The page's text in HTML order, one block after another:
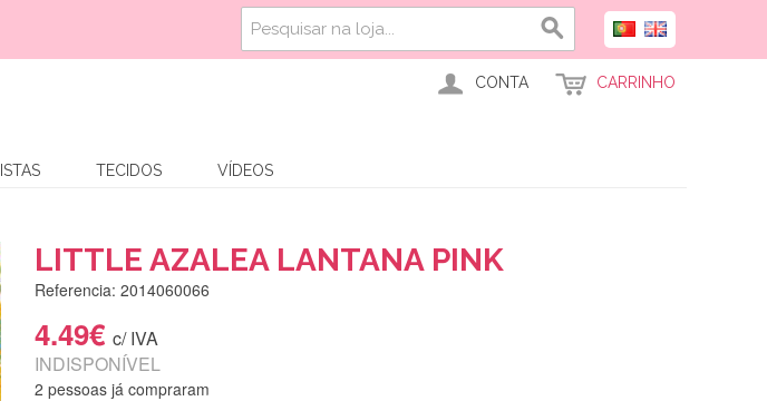
CONTA CARRINHO
TECIDOS VÍDEOS
LITTLE AZALEA LANTANA PINK
Referencia: 2014060066
4.49€ c/ IVA
INDISPONÍVEL
2 pessoas já compraram